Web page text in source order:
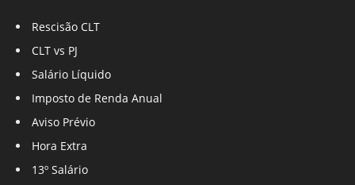
Rescisão CLT
CLT vs PJ
Salário Líquido
Imposto de Renda Anual
Aviso Prévio
Hora Extra
13º Salário